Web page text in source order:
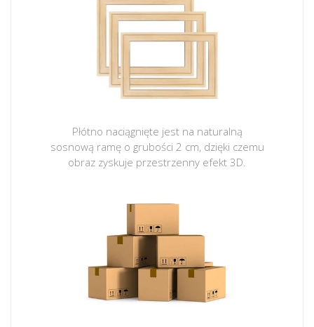
Płótno naciągnięte jest na naturalną
sosnową ramę o grubości 2 cm, dzięki czemu
obraz zyskuje przestrzenny efekt 3D.